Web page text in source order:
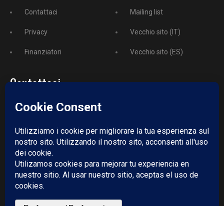
Contattaci
Privacy
Finanziatori
Mailing list
Vecchio sito (IT)
Vecchio sito (ES)
Contattaci
Telefono:+52 729 243 3743
Email:
redazione@puntodincontro.mx
PUNTODINCONTRO